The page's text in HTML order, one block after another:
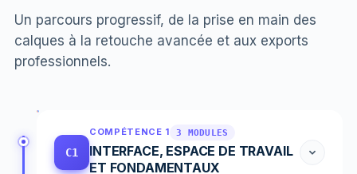
Un parcours progressif, de la prise en main des
calques à la retouche avancée et aux exports
professionnels.
C1
COMPÉTENCE 1 3 MODULES
INTERFACE, ESPACE DE TRAVAIL
ET FONDAMENTAUX